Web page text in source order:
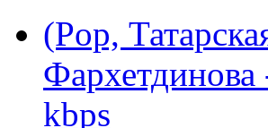
(Pop,
kbps